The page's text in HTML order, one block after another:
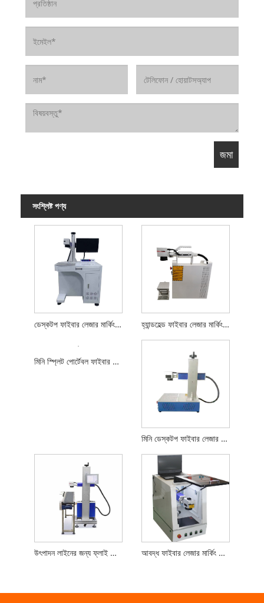
সংশ্লিষ্ট পণ্য
ডেস্কটপ ফাইবার লেজার মার্কিং মেশিন হ্যান্ডহেল্ড ফাইবার লেজার মার্কিং মেশিন
মিনি স্প্লিট পোর্টেবল ফাইবার লেজার মার্কিং মেশিন
মিনি ডেস্কটপ ফাইবার লেজার মার্কিং মেশিন
উৎপাদন লাইনের জন্য ফ্লাই লেজার মার্কিং মেশিন আবদ্ধ ফাইবার লেজার মার্কিং মেশিন